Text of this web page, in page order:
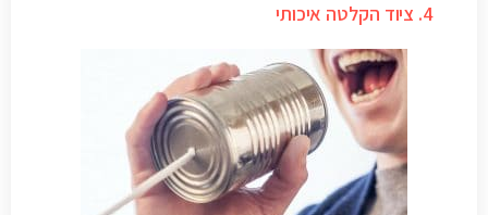
4. ציוד הקלטה איכותי